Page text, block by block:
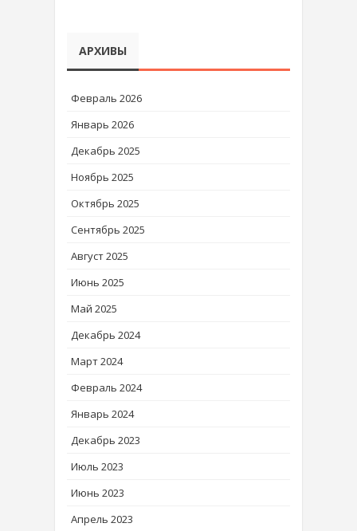
АРХИВЫ
Февраль 2026
Январь 2026
Декабрь 2025
Ноябрь 2025
Октябрь 2025
Сентябрь 2025
Август 2025
Июнь 2025
Май 2025
Декабрь 2024
Март 2024
Февраль 2024
Январь 2024
Декабрь 2023
Июль 2023
Июнь 2023
Апрель 2023